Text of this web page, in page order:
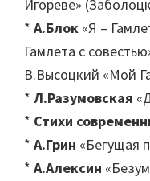
Игореве»
* А.Блок «Я –
Гамлета с
В.Высоцкий «Мой
* Л.Разумовская
* Стихи
* А.Грин «Бегущая
* А.Алексин